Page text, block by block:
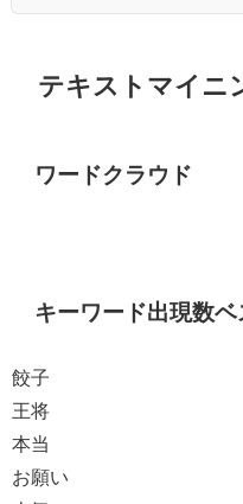
テキストマイニ
ワードクラウド
キーワード出現数ベ
餃子
王将
本当
お願い